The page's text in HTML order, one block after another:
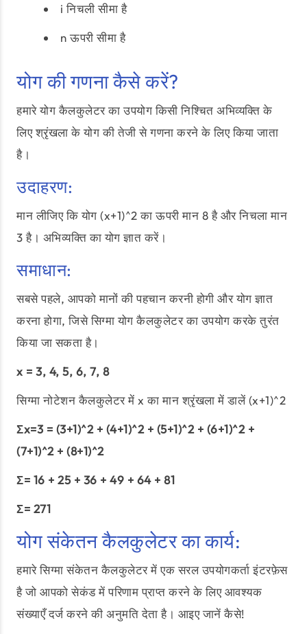
i निचली सीमा है
n ऊपरी सीमा है
योग की गणना कैसे करें?
हमारे योग कैलकुलेटर का उपयोग किसी निश्चित अभिव्यक्ति के
लिए श्रृंखला के योग की तेजी से गणना करने के लिए किया जाता
है।
उदाहरण:
मान लीजिए कि योग (x+1)^2 का ऊपरी मान 8 है और निचला मान
3 है। अभिव्यक्ति का योग ज्ञात करें।
समाधान:
सबसे पहले, आपको मानों की पहचान करनी होगी और योग ज्ञात
करना होगा, जिसे सिग्मा योग कैलकुलेटर का उपयोग करके तुरंत
किया जा सकता है।
x = 3, 4, 5, 6, 7, 8
सिग्मा नोटेशन कैलकुलेटर में x का मान श्रृंखला में डालें (x+1)^2
Σx=3 = (3+1)^2 + (4+1)^2 + (5+1)^2 + (6+1)^2 +
(7+1)^2 + (8+1)^2
Σ= 16 + 25 + 36 + 49 + 64 + 81
Σ= 271
योग संकेतन कैलकुलेटर का कार्य:
हमारे सिग्मा संकेतन कैलकुलेटर में एक सरल उपयोगकर्ता इंटरफ़ेस
है जो आपको सेकंड में परिणाम प्राप्त करने के लिए आवश्यक
संख्याएँ दर्ज करने की अनुमति देता है। आइए जानें कैसे!